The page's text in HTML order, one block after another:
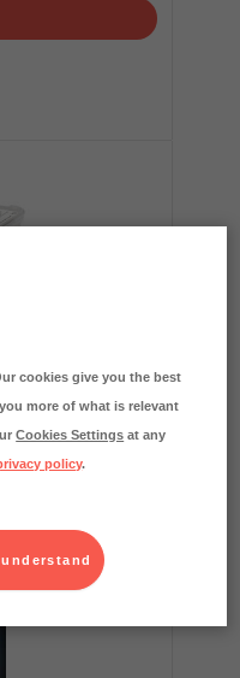
cookies give you the best
more of what is relevant
Cookies Settings at any
policy.
understand